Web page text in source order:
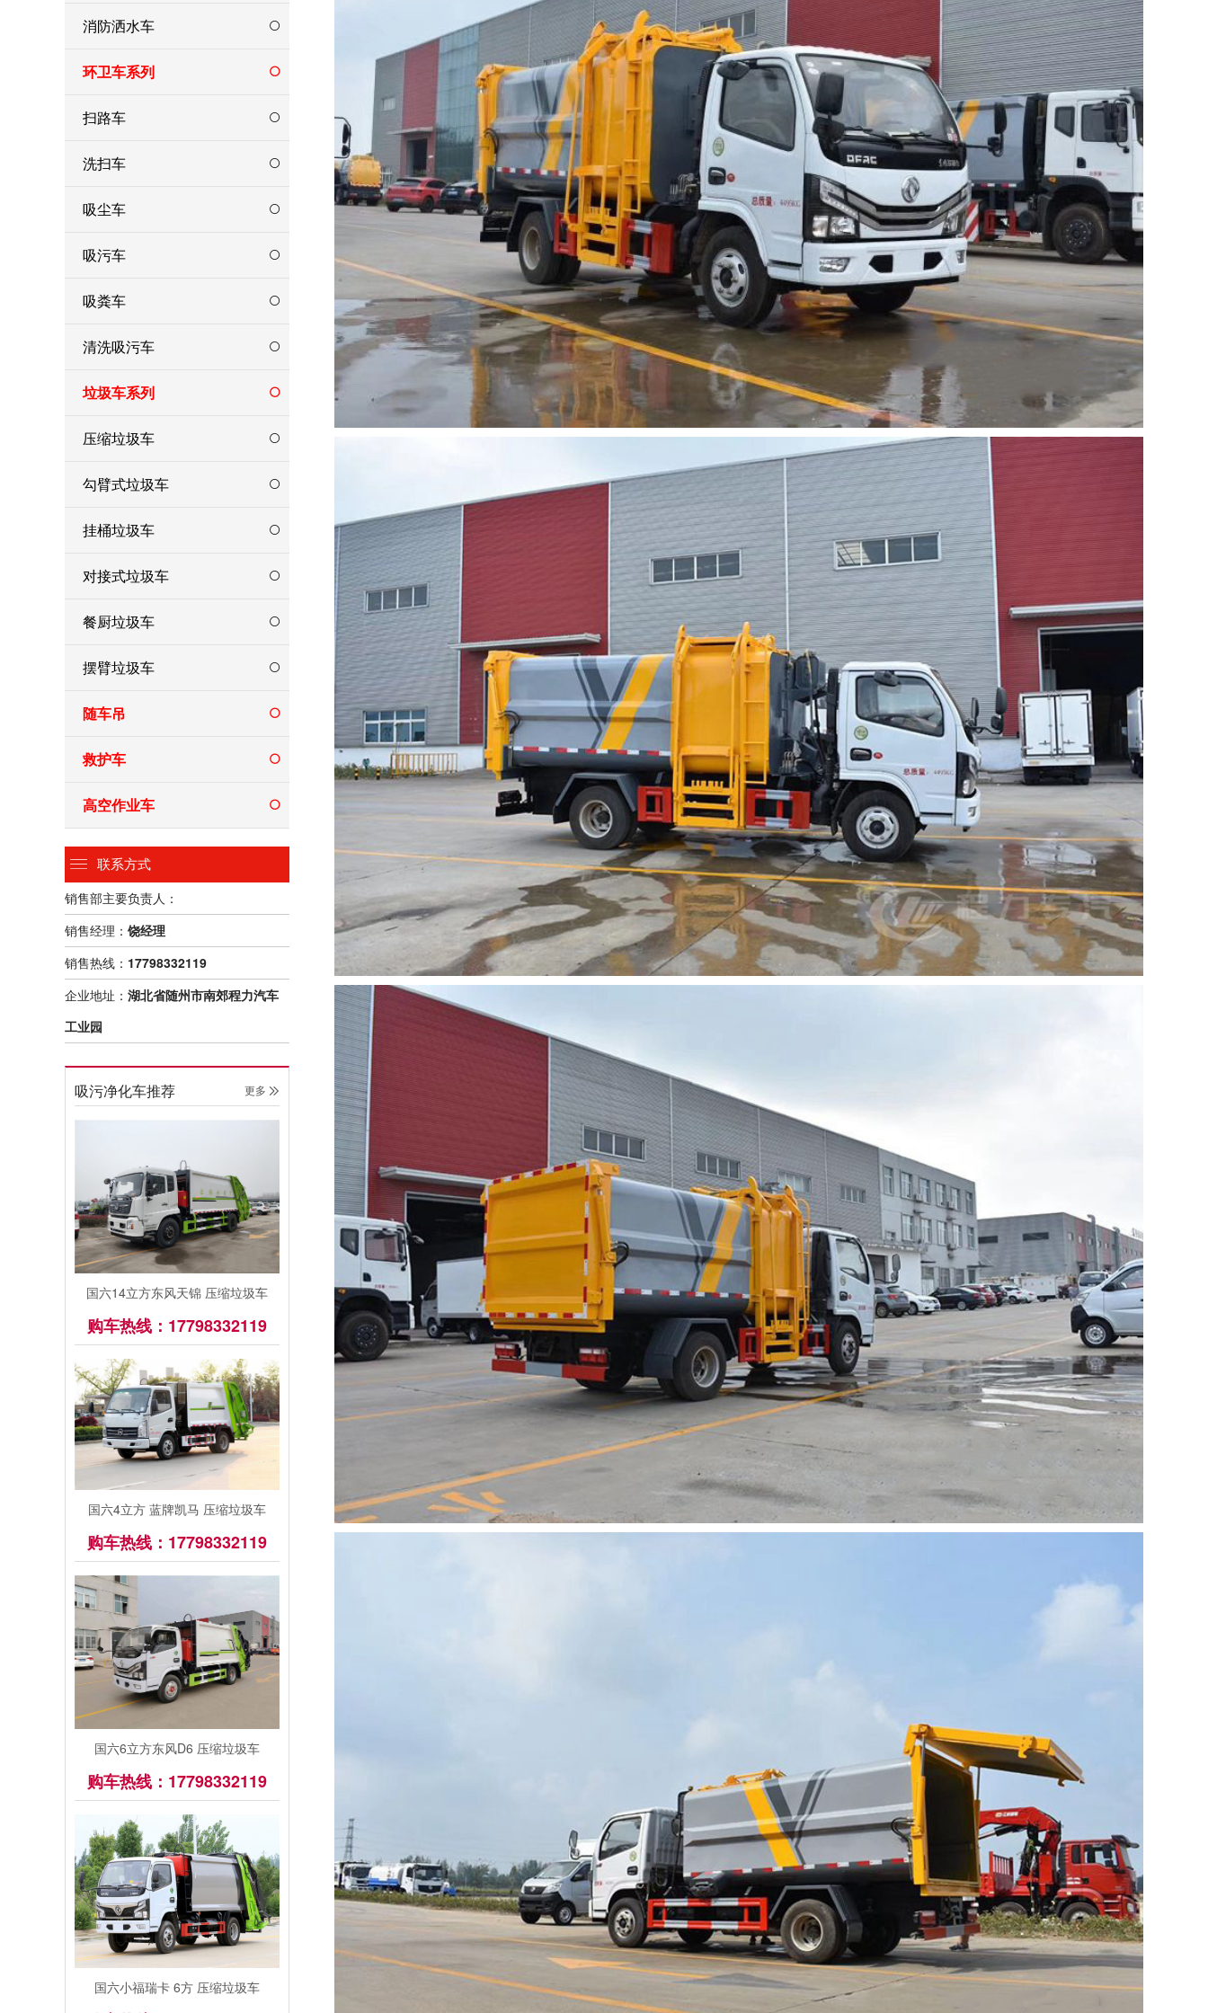
消防洒水车
环卫车系列
扫路车
洗扫车
吸尘车
吸污车
吸粪车
清洗吸污车
垃圾车系列
压缩垃圾车
勾臂式垃圾车
挂桶垃圾车
对接式垃圾车
餐厨垃圾车
摆臂垃圾车
随车吊
救护车
高空作业车
联系方式
销售部主要负责人：
销售经理： 饶经理
销售热线： 17798332119
企业地址： 湖北省随州市南郊程力汽车
工业园
吸污净化车推荐 更多 
国六14立方东风天锦 压缩垃圾车
购车热线：17798332119
国六4立方 蓝牌凯马 压缩垃圾车
购车热线：17798332119
国六6立方东风D6 压缩垃圾车
购车热线：17798332119
国六小福瑞卡 6方 压缩垃圾车